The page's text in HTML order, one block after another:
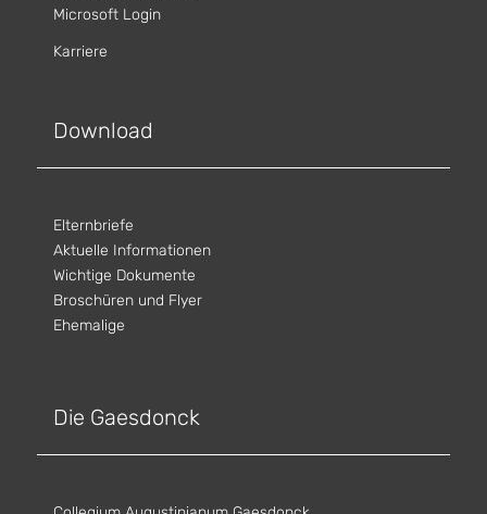
Microsoft Login
Karriere
Download
Elternbriefe
Aktuelle Informationen
Wichtige Dokumente
Broschüren und Flyer
Ehemalige
Die Gaesdonck